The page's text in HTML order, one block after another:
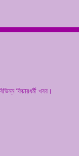
ফিচারধর্মী খবর।